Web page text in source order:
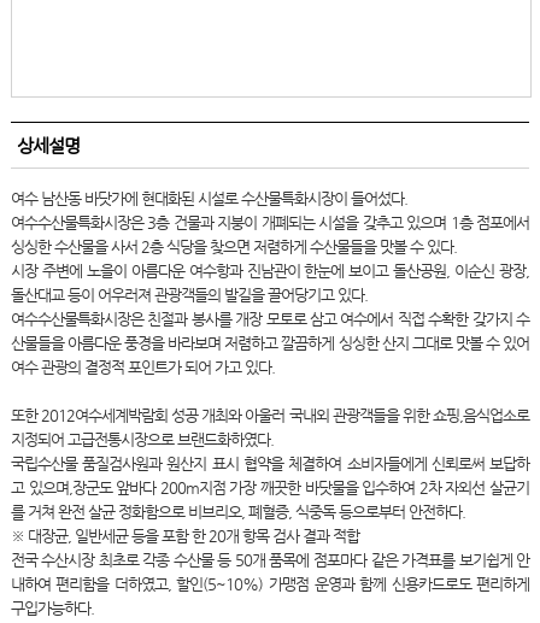
상세설명
여수 남산동 바닷가에 현대화된 시설로 수산물특화시장이 들어섰다.
여수수산물특화시장은 3층 건물과 지붕이 개폐되는 시설을 갖추고 있으며 1층 점포에서
싱싱한 수산물을 사서 2층 식당을 찾으면 저렴하게 수산물들을 맛볼 수 있다.
시장 주변에 노을이 아름다운 여수항과 진남관이 한눈에 보이고돌산공원, 이순신 광장,
돌산대교등이 어우러져 관광객들의 발길을 끌어당기고 있다.
여수수산물특화시장은 친절과 봉사를 개장 모토로 삼고 여수에서 직접 수확한 갖가지 수
산물들을 아름다운 풍경을 바라보며 저렴하고 깔끔하게 싱싱한 산지 그대로 맛볼 수 있어
여수 관광의 결정적 포인트가 되어 가고 있다.
또한 2012여수세계박람회 성공 개최와 아울러 국내외 관광객들을 위한 쇼핑,음식업소로
지정되어 고급전통시장으로 브랜드화하였다.
국립수산물 품질검사원과 원산지 표시 협약을 체결하여 소비자들에게 신뢰로써 보답하
고 있으며,장군도 앞바다 200m지점 가장 깨끗한 바닷물을 입수하여 2차 자외선 살균기
를 거쳐 완전 살균 정화함으로 비브리오, 폐혈증, 식중독 등으로부터 안전하다.
※ 대장균, 일반세균 등을 포함 한 20개 항목 검사 결과 적합
전국 수산시장 최초로 각종 수산물 등 50개 품목에 점포마다 같은 가격표를 보기쉽게 안
내하여 편리함을 더하였고, 할인(5~10%) 가맹점 운영과 함께 신용카드로도 편리하게
구입가능하다.